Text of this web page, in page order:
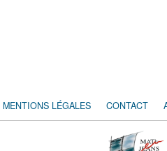
MENTIONS LÉGALES CONTACT